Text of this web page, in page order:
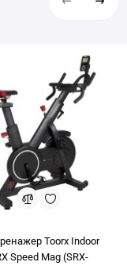
Харьков и
товар идеально
Toorx Indoor
Speed Mag (SRX-